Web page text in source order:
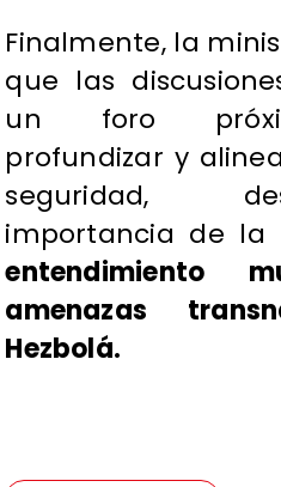
Finalmente, la
que las
un foro
profundizar y
seguridad,
importancia de la
entendimiento
amenazas
Hezbolá.